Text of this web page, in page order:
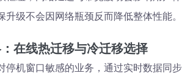
升级不会因网络瓶颈反而降低整体性能。
在线热迁移与冷迁移选择
停机窗口敏感的业务，通过实时数据同